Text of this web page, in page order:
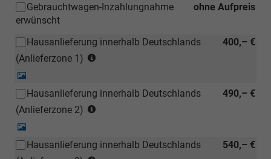
ohne Aufpreis
Gebrauchtwagen-Inzahlungnahme
erwünscht
400,– €
Hausanlieferung innerhalb Deutschlands
(Anlieferzone 1)
(ausgenommen
490,– €
Hausanlieferung innerhalb Deutschlands
(Anlieferzone 2)
(ausgenommen
540,– €
Hausanlieferung innerhalb Deutschlands